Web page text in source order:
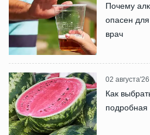
Почему
опасен
врач
02 августа'26
Как
подробная